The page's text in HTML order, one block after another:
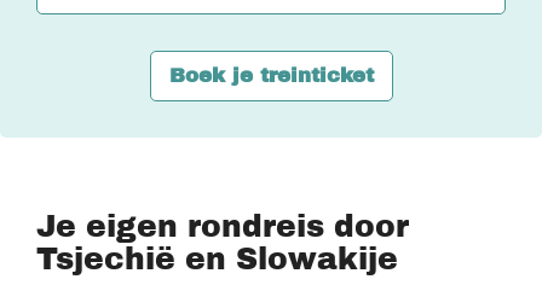
Boek je treinticket
Je eigen rondreis door
Tsjechië en Slowakije